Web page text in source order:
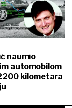
naumio
automobilom
kilometara